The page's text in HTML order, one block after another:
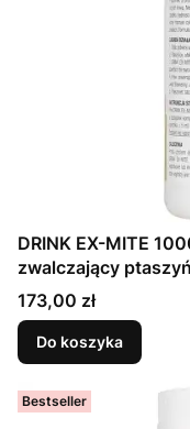
DRINK EX-MITE
zwalczający
Cena
173,00 zł
Do koszyka
Bestseller